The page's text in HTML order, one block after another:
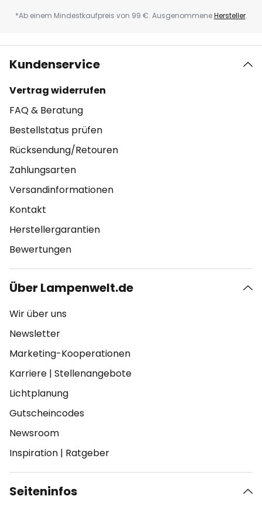
*Ab einem Mindestkaufpreis von 99 €. AusgenommeneHersteller.
Kundenservice
Vertrag widerrufen
FAQ & Beratung
Bestellstatus prüfen
Rücksendung/Retouren
Zahlungsarten
Versandinformationen
Kontakt
Herstellergarantien
Bewertungen
Über Lampenwelt.de
Wir über uns
Newsletter
Marketing-Kooperationen
Karriere | Stellenangebote
Lichtplanung
Gutscheincodes
Newsroom
Inspiration | Ratgeber
Seiteninfos